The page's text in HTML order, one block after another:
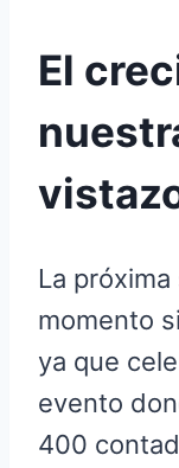
El
La
momento
ya que
evento
400